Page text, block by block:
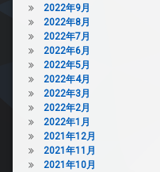
2022年9月
2022年8月
2022年7月
2022年6月
2022年5月
2022年4月
2022年3月
2022年2月
2022年1月
2021年12月
2021年11月
2021年10月